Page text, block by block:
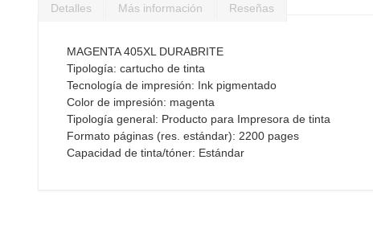
comienzo
galería
imágenes
Detalles
MAGENTA 405XL DURABRITE
Tipología: cartucho de tinta
Tecnología de impresión: Ink pigmentado
Color de impresión: magenta
Tipología general: Producto para Impresora de tinta
Formato páginas (res. estándar): 2200 pages
Capacidad de tinta/tóner: Estándar
Más información Reseñas